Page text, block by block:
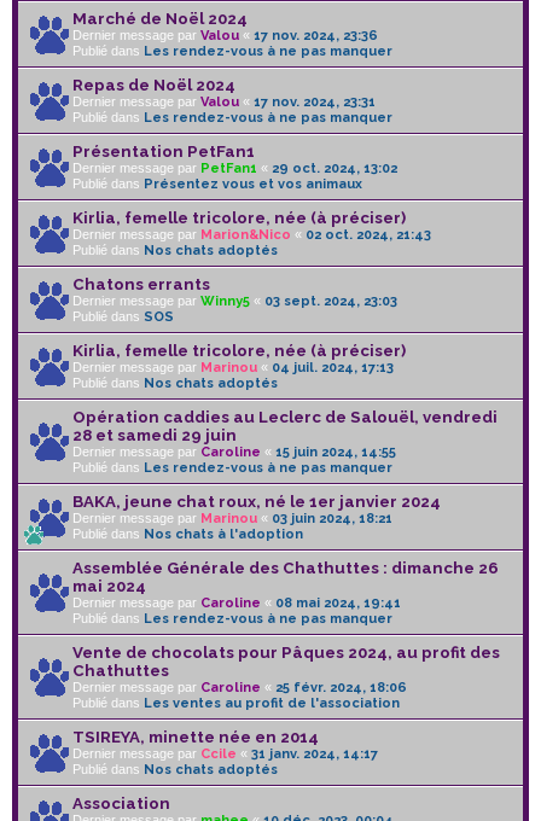
Marché de Noël 2024
Dernier message par Valou « 17 nov. 2024, 23:36
Publié dans Les rendez-vous à ne pas manquer
Repas de Noël 2024
Dernier message par Valou « 17 nov. 2024, 23:31
Publié dans Les rendez-vous à ne pas manquer
Présentation PetFan1
Dernier message par PetFan1 « 29 oct. 2024, 13:02
Publié dans Présentez vous et vos animaux
Kirlia, femelle tricolore, née (à préciser)
Dernier message par Marion&Nico « 02 oct. 2024, 21:43
Publié dans Nos chats adoptés
Chatons errants
Dernier message par Winny5 « 03 sept. 2024, 23:03
Publié dans SOS
Kirlia, femelle tricolore, née (à préciser)
Dernier message par Marinou « 04 juil. 2024, 17:13
Publié dans Nos chats adoptés
Opération caddies au Leclerc de Salouël, vendredi
28 et samedi 29 juin
Dernier message par Caroline « 15 juin 2024, 14:55
Publié dans Les rendez-vous à ne pas manquer
BAKA, jeune chat roux, né le 1er janvier 2024
Dernier message par Marinou « 03 juin 2024, 18:21
Publié dans Nos chats à l'adoption
Assemblée Générale des Chathuttes : dimanche 26
mai 2024
Dernier message par Caroline « 08 mai 2024, 19:41
Publié dans Les rendez-vous à ne pas manquer
Vente de chocolats pour Pâques 2024, au profit des
Chathuttes
Dernier message par Caroline « 25 févr. 2024, 18:06
Publié dans Les ventes au profit de l'association
TSIREYA, minette née en 2014
Dernier message par Ccile « 31 janv. 2024, 14:17
Publié dans Nos chats adoptés
Association